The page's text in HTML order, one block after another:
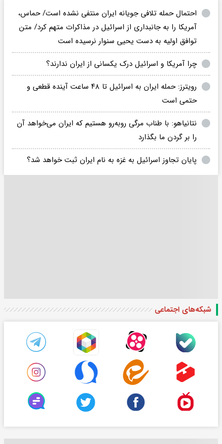
احتمال حمله تلافی جویانه ایران منتفی نشده است/ حماس،
آمریکا را به جانبداری از اسرائیل در مذاکرات متهم کرد/ متن
توافق اولیه به دست یحیی سنوار نرسیده است
چرا آمریکا و اسرائیل درک یکسانی از ایران ندارند؟
رویترز: حمله ایران به اسرائیل تا ۴۸ ساعت آینده قطعی و
حتمی است
نتانیاهو: با طناب مرگی روبه‌رو هستیم که ایران می‌خواهد آن
را بر گردن ما بگذارد
پایان تجاوز اسرائیل به غزه به نام ایران ثبت خواهد شد؟
شبکه‌های اجتماعی